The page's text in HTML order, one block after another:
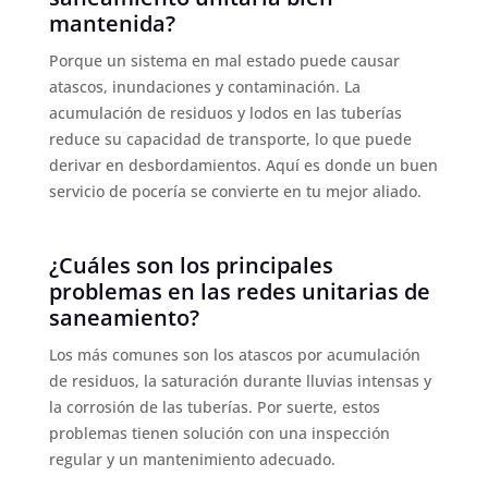
mantenida?
Porque un sistema en mal estado puede causar
atascos, inundaciones y contaminación. La
acumulación de residuos y lodos en las tuberías
reduce su capacidad de transporte, lo que puede
derivar en desbordamientos. Aquí es donde un buen
servicio de pocería se convierte en tu mejor aliado.
¿Cuáles son los principales
problemas en las redes unitarias de
saneamiento?
Los más comunes son los atascos por acumulación
de residuos, la saturación durante lluvias intensas y
la corrosión de las tuberías. Por suerte, estos
problemas tienen solución con una inspección
regular y un mantenimiento adecuado.